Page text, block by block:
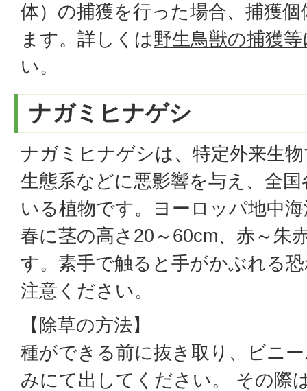
体）の捕獲を行った場合、捕獲
ます。詳しくは野生鳥獣の捕獲
い。
ナガミヒナゲシ
ナガミヒナゲシは、特定外来生
生態系などに悪影響を与え、全
いる植物です。ヨーロッパ地中
春に茎の高さ20～60cm、赤～朱
す。素手で触ると手がかぶれる
注意ください。
【除草の方法】
種ができる前に抜き取り、ビニ
みにて出してください。 その際